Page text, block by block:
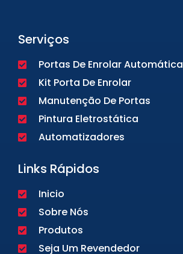
Serviços
Portas De Enrolar Automática
Kit Porta De Enrolar
Manutenção De Portas
Pintura Eletrostática
Automatizadores
Links Rápidos
Inicio
Sobre Nós
Produtos
Seja Um Revendedor